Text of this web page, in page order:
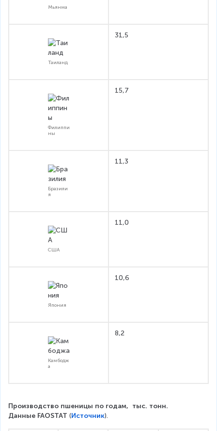
Мьянма
Таиланд
31,5
Филиппи
ны
15,7
Бразили
я
11,3
США
11,0
Япония
10,6
Камбодж
а
8,2
Производство пшеницы по годам,  тыс. тонн.
Данные FAOSTAT (Источник).